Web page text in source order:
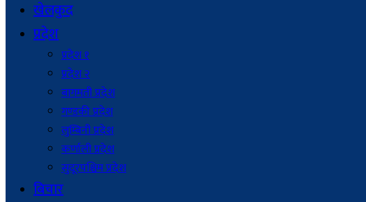
खेलकुद
प्रदेश
प्रदेश १
प्रदेश २
बागमती प्रदेश
गण्डकी प्रदेश
लुम्बिनी प्रदेश
कर्णाली प्रदेश
सुदूरपश्चिम प्रदेश
बिचार